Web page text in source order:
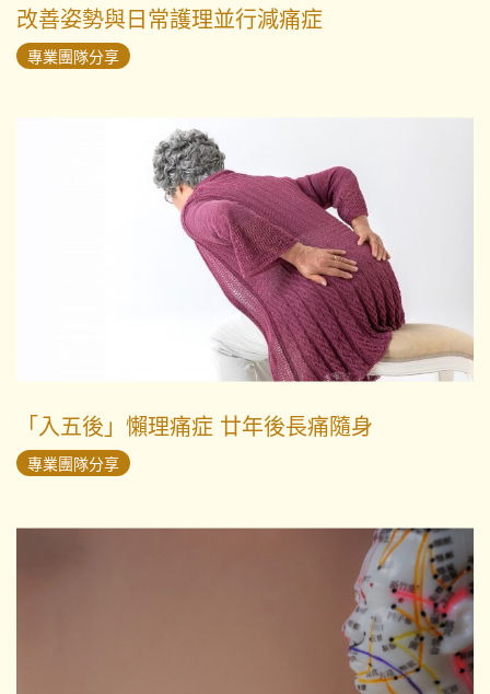
改善姿勢與日常護理並行減痛症
專業團隊分享
「入五後」懶理痛症 廿年後長痛隨身
專業團隊分享